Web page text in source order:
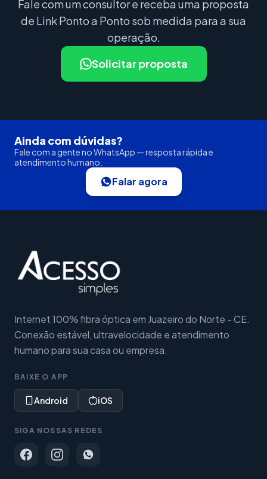
Fale com um consultor e receba uma proposta
de Link Ponto a Ponto sob medida para a sua
operação.
Solicitar proposta
Ainda com dúvidas?
Fale com a gente no WhatsApp — resposta rápida e
atendimento humano.
Falar agora
Internet 100% fibra óptica em Juazeiro do Norte - CE.
Conexão estável, ultravelocidade e atendimento
humano para sua casa ou empresa.
BAIXE O APP
Android iOS
SIGA NOSSAS REDES